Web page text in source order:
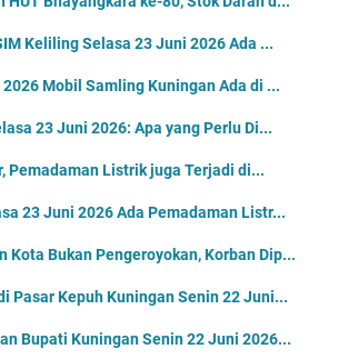
Keliling Selasa 23 Juni 2026 Ada ...
Mobil Samling Kuningan Ada di ...
23 Juni 2026: Apa yang Perlu Di...
Pemadaman Listrik juga Terjadi di...
23 Juni 2026 Ada Pemadaman Listr...
Kota Bukan Pengeroyokan, Korban Dip...
Pasar Kepuh Kuningan Senin 22 Juni...
Bupati Kuningan Senin 22 Juni 2026...